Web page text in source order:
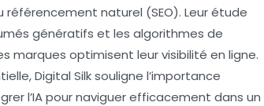
référencement naturel (SEO). Leur étude
génératifs et les algorithmes de
marques optimisent leurvisibilité en ligne.
Digital Silk souligne l’importance
l’IA pour naviguer efficacement dans un